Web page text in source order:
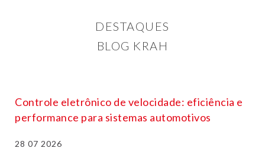
DESTAQUES
BLOG KRAH
Controle eletrônico de velocidade: eficiência e
performance para sistemas automotivos
28 07 2026